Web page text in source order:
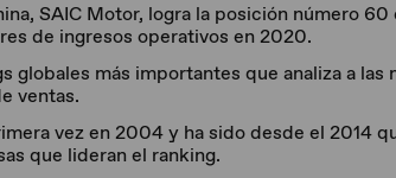
SAIC Motor, logra la posición número
de ingresos operativos en 2020.
globales más importantes que analiza a las
ventas.
vez en 2004 y ha sido desde el 2014
que lideran el ranking.